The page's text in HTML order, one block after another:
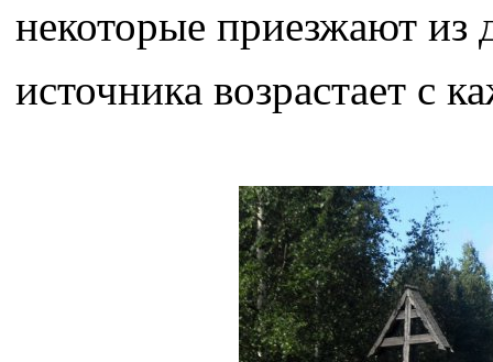
некоторые приезжают из
источника возрастает с